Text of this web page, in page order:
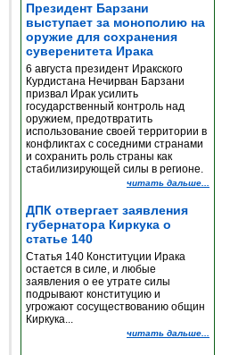
Президент Барзани
выступает за монополию на
оружие для сохранения
суверенитета Ирака
6 августа президент Иракского
Курдистана Нечирван Барзани
призвал Ирак усилить
государственный контроль над
оружием, предотвратить
использование своей территории в
конфликтах с соседними странами
и сохранить роль страны как
стабилизирующей силы в регионе.
читать дальше...
ДПК отвергает заявления
губернатора Киркука о
статье 140
Статья 140 Конституции Ирака
остается в силе, и любые
заявления о ее утрате силы
подрывают конституцию и
угрожают сосуществованию общин
Киркука...
читать дальше...